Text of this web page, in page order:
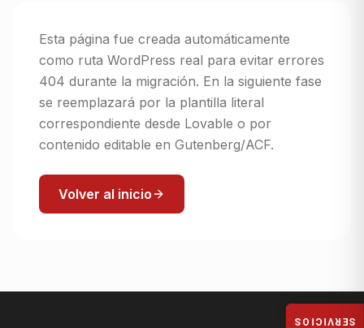
Esta página fue creada automáticamente
como ruta WordPress real para evitar errores
404 durante la migración. En la siguiente fase
se reemplazará por la plantilla literal
correspondiente desde Lovable o por
contenido editable en Gutenberg/ACF.
Volver al inicio
SERVICIOS